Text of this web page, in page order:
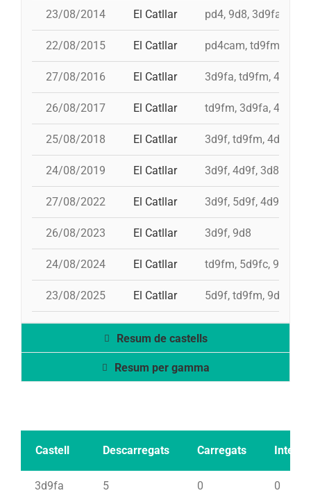
23/08/2014 El Catllar pd4, 9d8, 3d9fa,
22/08/2015 El Catllar pd4cam, td9fm,
27/08/2016 El Catllar 3d9fa, td9fm, 4d9f,
26/08/2017 El Catllar td9fm, 3d9fa, 4d9f,
25/08/2018 El Catllar 3d9f, td9fm, 4d9f,
24/08/2019 El Catllar 3d9f, 4d9f, 3d8ac,
27/08/2022 El Catllar 3d9f, 5d9f, 4d9f,
26/08/2023 El Catllar 3d9f, 9d8
24/08/2024 El Catllar td9fm, 5d9fc, 9d8,
23/08/2025 El Catllar 5d9f, td9fm, 9d8,
Resum de castells
Resum per gamma
Castell Descarregats Carregats Intents
3d9fa 5 0 0